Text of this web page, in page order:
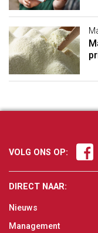
VOLG ONS OP:
DIRECT NAAR:
Nieuws
Management